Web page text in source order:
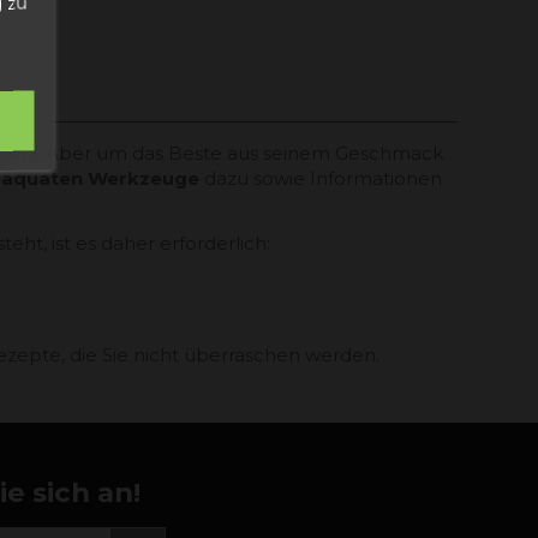
Aber um das Beste aus seinem Geschmack
Werkzeuge
sich an!